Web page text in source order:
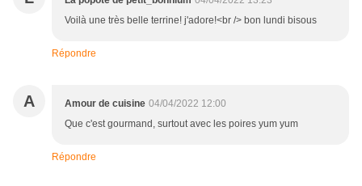
Voilà une très belle terrine! j'adore!<br /> bon lundi bisous
Répondre
A Amour de cuisine 04/04/2022 12:00
Que c'est gourmand, surtout avec les poires yum yum
Répondre